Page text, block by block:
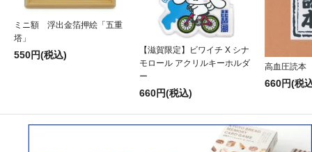
ミニ額 浮出金箔押絵「五重
塔」
550円(税込)
【滋賀限定】ビワイチ X シナ
モロール アクリルキーホルダ
ー
660円(税込)
高血圧読本
660円(税